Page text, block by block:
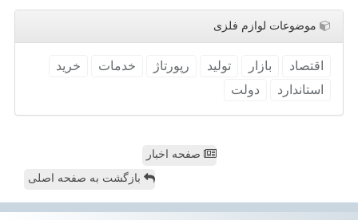
موضوعات لوازم فلزی
اقتصاد بازار تولید رپورتاژ خدمات
خرید
استاندارد
دولت
صفحه اخبار
بازگشت به صفحه اصلی